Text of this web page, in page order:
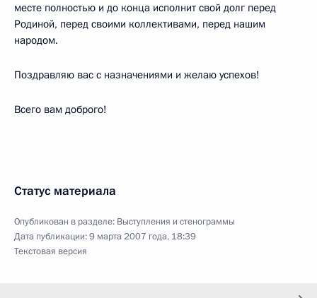
месте полностью и до конца исполнит свой долг перед
Родиной, перед своими коллективами, перед нашим
народом.
Поздравляю вас с назначениями и желаю успехов!
Всего вам доброго!
Статус материала
Опубликован в разделе: Выступления и стенограммы
Дата публикации:9 марта 2007 года, 18:39
Текстовая версия